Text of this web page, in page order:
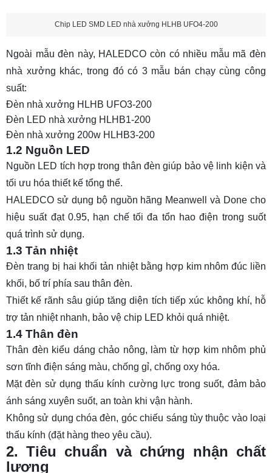
Chip LED SMD LED nhà xưởng HLHB UFO4-200
Ngoài mẫu đèn này, HALEDCO còn có nhiều mẫu mã đèn
nhà xưởng khác, trong đó có 3 mẫu bán chạy cùng công
suất:
Đèn nhà xưởng HLHB UFO3-200
Đèn LED nhà xưởng HLHB1-200
Đèn nhà xưởng 200w HLHB3-200
1.2 Nguồn LED
Nguồn LED tích hợp trong thân đèn giúp bảo vệ linh kiện và
tối ưu hóa thiết kế tổng thể.
HALEDCO sử dụng bộ nguồn hãng Meanwell và Done cho
hiệu suất đạt 0.95, hạn chế tối đa tổn hao điện trong suốt
quá trình sử dụng.
1.3 Tản nhiệt
Đèn trang bị hai khối tản nhiệt bằng hợp kim nhôm đúc liền
khối, bố trí phía sau thân đèn.
Thiết kế rãnh sâu giúp tăng diện tích tiếp xúc không khí, hỗ
trợ tản nhiệt nhanh, bảo vệ chip LED khỏi quá nhiệt.
1.4 Thân đèn
Thân đèn kiểu dáng chảo nông, làm từ hợp kim nhôm phủ
sơn tĩnh điện sáng màu, chống gỉ, chống oxy hóa.
Mặt đèn sử dụng thấu kính cường lực trong suốt, đảm bảo
ánh sáng xuyên suốt, an toàn khi vận hành.
Không sử dụng chóa đèn, góc chiếu sáng tùy thuộc vào loại
thấu kính (đặt hàng theo yêu cầu).
2. Tiêu chuẩn và chứng nhận chất
lượng